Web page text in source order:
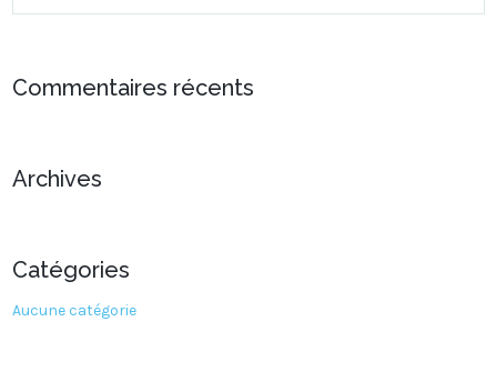
Commentaires récents
Archives
Catégories
Aucune catégorie